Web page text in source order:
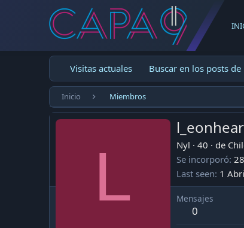
Visitas actuales Buscar en los posts
Inicio Miembros
L Nyl · 40 · de
Se incorporó
Last seen 1
Mensajes
0